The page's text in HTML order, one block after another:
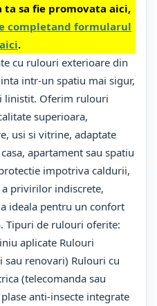
ta sa fie promovata aici,
completand formularul
.
cu rulouri exterioare din
intr-un spatiu mai sigur,
linistit. Oferim rulouri
superioara,
usi si vitrine, adaptate
apartament sau spatiu
impotriva caldurii,
privirilor indiscrete,
ideala pentru un confort
Tipuri de rulouri oferite:
aplicate Rulouri
renovari) Rulouri cu
(telecomanda sau
anti-insecte integrate